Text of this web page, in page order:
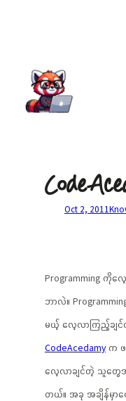
Oct 2, 2011
Programming ကိုလ
ဘာလဲ။
မယ့် လေ့လာကြည့်ခ
CodeAcedamyက ဖ
လေ့လာချင်တဲ့ သူတွေ
တယ်။ အခု အချိန်မှာတ